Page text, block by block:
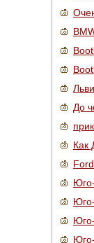
До
Как